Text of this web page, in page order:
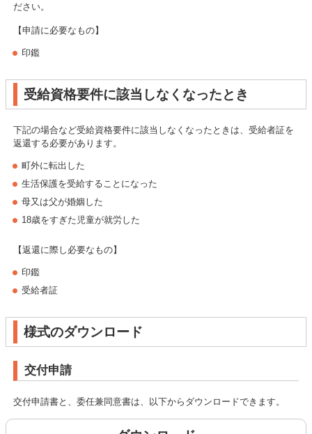
ださい。
【申請に必要なもの】
印鑑
受給資格要件に該当しなくなったとき
下記の場合など受給資格要件に該当しなくなったときは、受給者証を
返還する必要があります。
町外に転出した
生活保護を受給することになった
母又は父が婚姻した
18歳をすぎた児童が就労した
【返還に際し必要なもの】
印鑑
受給者証
様式のダウンロード
交付申請
交付申請書と、委任兼同意書は、以下からダウンロードできます。